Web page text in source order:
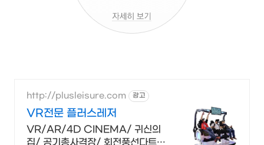
http://plusleisure.com 광고
VR전문 플러스레저
VR/AR/4D CINEMA/ 귀신의
집/ 공기총사격장/ 회전풍선다트장